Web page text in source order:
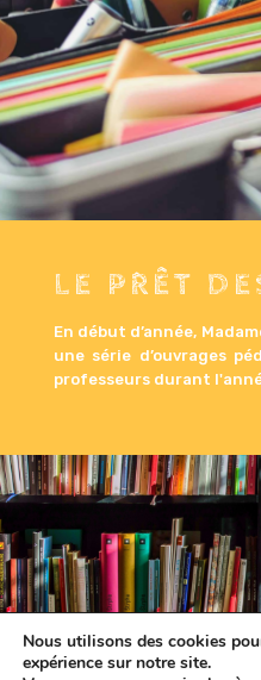
LE PRÊT
En début d’année,
une série d’ouvrages
professeurs durant
Nous utilisons des cookies
expérience sur notre site.